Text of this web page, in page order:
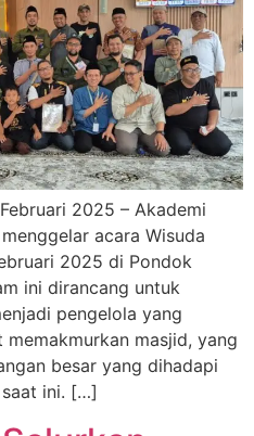
2025 – Akademi
acara Wisuda
2025 di Pondok
ini dirancang untuk
pengelola yang
masjid, yang
besar yang dihadapi
ini. […]